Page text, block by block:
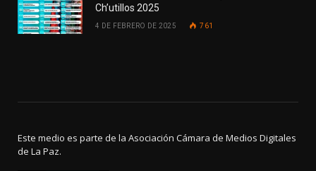
Ch’utillos 2025
4 DE FEBRERO DE 2025 761
Este medio es parte de la Asociación Cámara de Medios Digitales
de La Paz.